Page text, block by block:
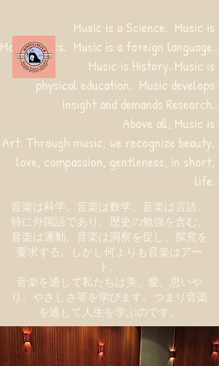
音楽は科学、音楽は数学、音楽は言語、
特に外国語であり、歴史の勉強を含む。
音楽は運動、音楽は洞察を促し、探究を
要求する。しかし何よりも音楽はアー
ト。
音楽を通して私たちは美、愛、思いや
り、やさしさ等を学びます。つまり音楽
を通して人生を学ぶのです。
Music is a Science. Music is
Mathematics. Music is a foreign language.
Music is History. Music is
physical education. Music develops
Insight and demands Research.
Above all, Music is
Art. Through music, we recognize beauty,
love, compassion, gentleness, in short,
life.